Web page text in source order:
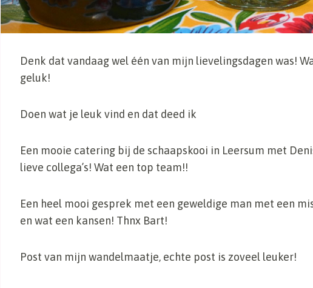
Denk dat vandaag wel één van mijn lievelingsdagen was!
geluk!
Doen wat je leuk vind en dat deed ik
Een mooie catering bij de schaapskooi in Leersum met
lieve collega’s! Wat een top team!!
Een heel mooi gesprek met een geweldige man met een
en wat een kansen! Thnx Bart!
Post van mijn wandelmaatje, echte post is zoveel leuker!